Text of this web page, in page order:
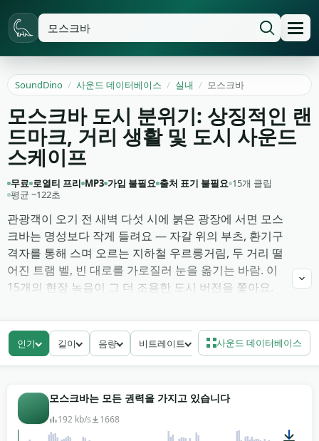
SoundDino / 사운드 데이터베이스 / 실내 / 모스크바
모스크바 도시 분위기: 상징적인 랜
드마크, 거리 생활 및 도시 사운드
스케이프
무료 로열티 프리 MP3 가입 불필요 출처 표기 불필요 15개 클립
평균 ~122초
관광객이 오기 전 새벽 다섯 시에 붉은 광장에 서면 모스
크바는 명성보다 작게 들려요 — 자갈 위의 부츠, 환기구
격자를 통해 스며 오르는 지하철 우르릉거림, 두 거리 떨
어진 트램 벨, 빈 대로를 가로질러 눈을 옮기는 바람. 이
15개의 현장 녹음이 그 더 조용한 도시 버전을 쫓아요.
언스, 주전자가 끓는 흐루숍카 주방 내부, 그리고 개장 전
시장 홀의 군중 부산함까지.
여행 브이로그와 다큐멘터리 작업은 이걸 고정관념에 기
로 써요 — 발랄라이카도, 가짜 곰도 없이요. 1990년대
배경 시대 장면은 알맞은 기계적 거칠음을 실은 오래된
트램과 라다 엔진 인접 클립을 집어요. 러시아 배경 드라
인기 길이 음량 비트레이트 사운드 데이터베이스
모스크바는 모든 권력을 가지고 있습니다
192 kb/s 1668